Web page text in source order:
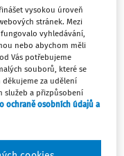
navazuje soutěžní
dvaceti otázek
jsou soutěžící
Žáci a studenti si
kvízu zasoutěžit i
opravdové znalce
vysokou úroveň
stránek. Mezi
vyhledávání,
nebo abychom měli
Vás potřebujeme
souborů, které se
děkujeme za udělení
služeb a přizpůsobení
ochraně osobních údajů a